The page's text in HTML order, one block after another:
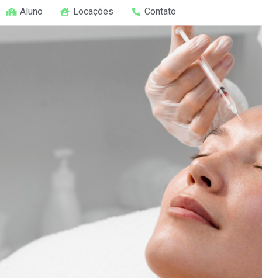
Aluno Locações Contato